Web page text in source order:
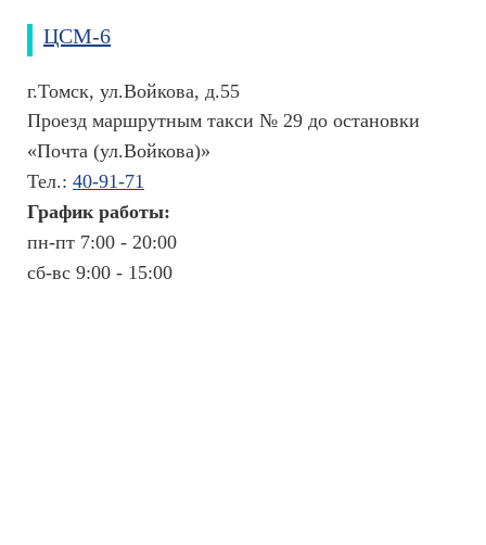
ЦСМ-6
г.Томск, ул.Войкова, д.55
Проезд маршрутным такси № 29 до остановки
«Почта (ул.Войкова)»
Тел.: 40-91-71
График работы:
пн-пт 7:00 - 20:00
сб-вс 9:00 - 15:00